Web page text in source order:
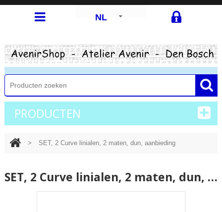
NL
PRODUCTEN
> SET, 2 Curve linialen, 2 maten, dun, aanbieding
SET, 2 Curve linialen, 2 maten, dun, aanbieding